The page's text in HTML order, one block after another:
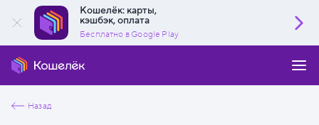
Кошелёк: карты,
кэшбэк, оплата
Бесплатно в Google Play
Назад